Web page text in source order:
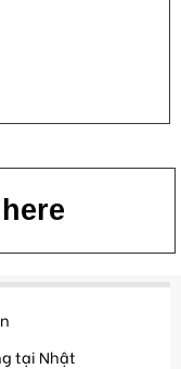
tại Nhật